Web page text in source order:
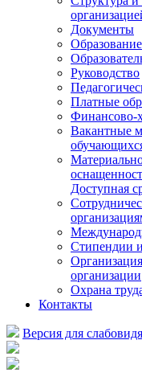
Документы
Образование
Руководство
Платные
Финансово-
Вакантные
Доступная
Стипендии
организации
Охрана
Контакты
Версия для